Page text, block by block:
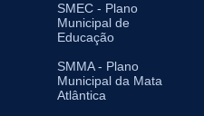
SMEC - Plano
Municipal de
Educação
SMMA - Plano
Municipal da Mata
Atlântica